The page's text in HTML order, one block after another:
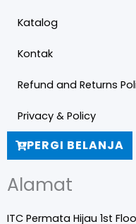
Katalog
Kontak
Refund and Returns
Privacy & Policy
PERGI BELANJA
Alamat
ITC Permata Hijau 1st